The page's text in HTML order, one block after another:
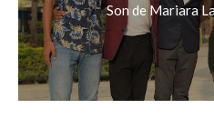
Son de Mariara